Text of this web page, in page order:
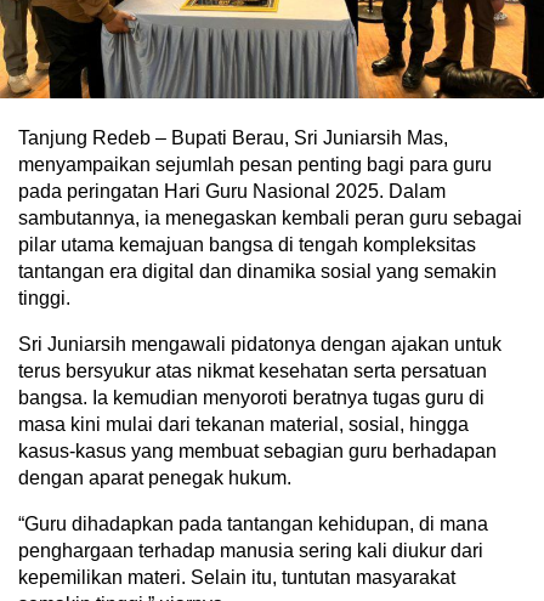
Tanjung Redeb – Bupati Berau, Sri Juniarsih Mas,
menyampaikan sejumlah pesan penting bagi para guru
pada peringatan Hari Guru Nasional 2025. Dalam
sambutannya, ia menegaskan kembali peran guru sebagai
pilar utama kemajuan bangsa di tengah kompleksitas
tantangan era digital dan dinamika sosial yang semakin
tinggi.
Sri Juniarsih mengawali pidatonya dengan ajakan untuk
terus bersyukur atas nikmat kesehatan serta persatuan
bangsa. Ia kemudian menyoroti beratnya tugas guru di
masa kini mulai dari tekanan material, sosial, hingga
kasus-kasus yang membuat sebagian guru berhadapan
dengan aparat penegak hukum.
“Guru dihadapkan pada tantangan kehidupan, di mana
penghargaan terhadap manusia sering kali diukur dari
kepemilikan materi. Selain itu, tuntutan masyarakat